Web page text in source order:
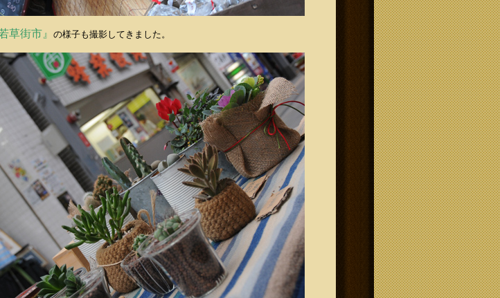
草街市』 の様子も撮影してきました。